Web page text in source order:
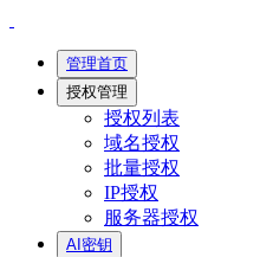
管理首页
授权管理
授权列表
域名授权
批量授权
IP授权
服务器授权
AI密钥